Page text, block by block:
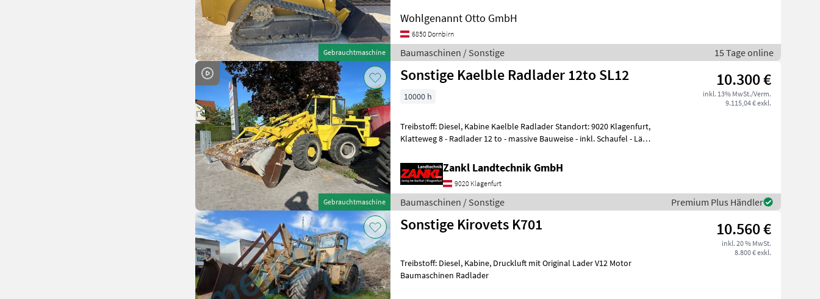
Gebrauchtmaschine
Wohlgenannt Otto GmbH
6850 Dornbirn
Baumaschinen / Sonstige 15 Tage online
Gebrauchtmaschine
Sonstige Kaelble Radlader 12to SL12 10.300 €
inkl. 13% MwSt./Verm.
9.115,04 € exkl.
10000 h
Treibstoff: Diesel, Kabine Kaelble Radlader Standort: 9020 Klagenfurt,
Klatteweg 8 - Radlader 12 to - massive Bauweise - inkl. Schaufel - Läuft,
Zankl Landtechnik GmbH
9020 Klagenfurt
Baumaschinen / Sonstige Premium Plus Händler
Sonstige Kirovets K701 10.560 €
inkl. 20 % MwSt.
8.800 € exkl.
Treibstoff: Diesel, Kabine, Druckluft mit Original Lader V12 Motor
Baumaschinen Radlader